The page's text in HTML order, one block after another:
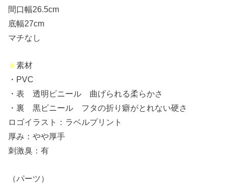
間口幅26.5cm
底幅27cm
マチなし
★素材
・PVC
・表 透明ビニール 曲げられる柔らかさ
・裏 黒ビニール フタの折り癖がとれない硬さ
ロゴイラスト：ラベルプリント
厚み：やや厚手
刺激臭：有
（パーツ）